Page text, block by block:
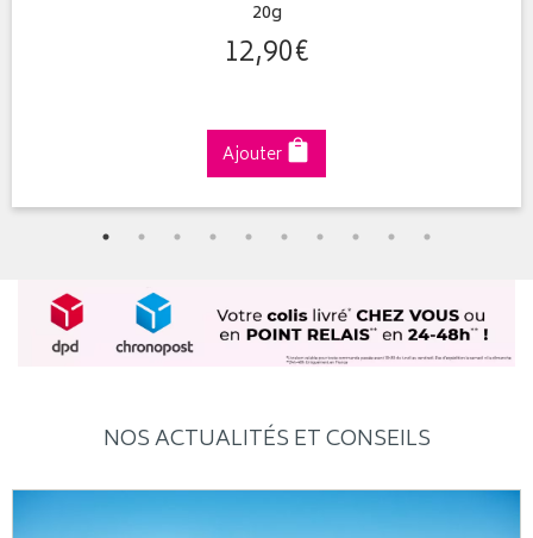
20g
12,90€
Ajouter
NOS ACTUALITÉS ET CONSEILS